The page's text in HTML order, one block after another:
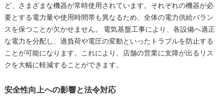
ど、さまざまな機器が常時使用されています。それぞれの機器が必
要とする電力量や使用時間帯も異なるため、全体の電力供給バラン
スを保つことが欠かせません。 電気基盤工事により、各設備へ適正
な電力を分配し、過負荷や電圧の変動といったトラブルを防止する
ことが可能になります。これにより、店舗の営業に支障が出るリス
クを大幅に軽減することができます。
安全性向上への影響と法令対応